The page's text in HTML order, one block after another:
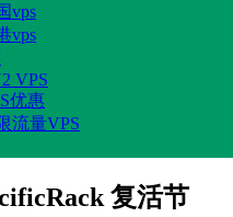
vps
vps
VPS
优惠
流量VPS
复活节